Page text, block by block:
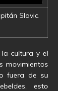
Slavic.
cultura y el
movimientos
fuera de su
esto